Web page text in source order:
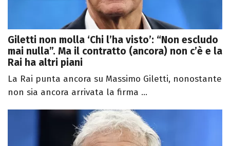
Giletti non molla ‘Chi l’ha visto’: “Non escludo
mai nulla”. Ma il contratto (ancora) non c’è e la
Rai ha altri piani
La Rai punta ancora su Massimo Giletti, nonostante
non sia ancora arrivata la firma ...